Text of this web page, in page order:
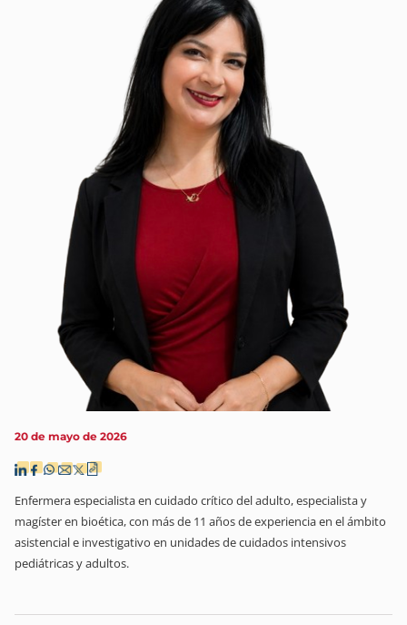
20 de mayo de 2026
Enfermera especialista en cuidado crítico del adulto, especialista y
magíster en bioética, con más de 11 años de experiencia en el ámbito
asistencial e investigativo en unidades de cuidados intensivos
pediátricas y adultos.